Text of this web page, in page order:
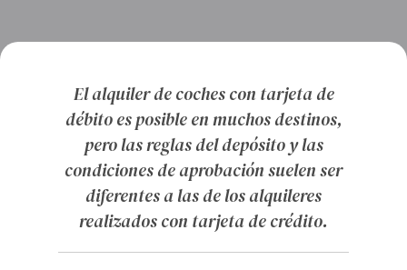
El alquiler de coches con tarjeta de
débito es posible en muchos destinos,
pero las reglas del depósito y las
condiciones de aprobación suelen ser
diferentes a las de los alquileres
realizados con tarjeta de crédito.